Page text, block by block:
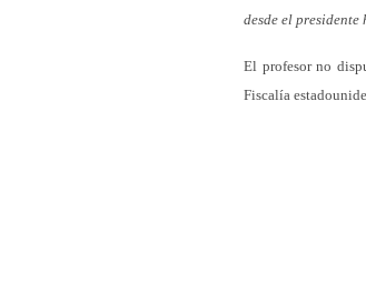
desde el
El profesor no
Fiscalía